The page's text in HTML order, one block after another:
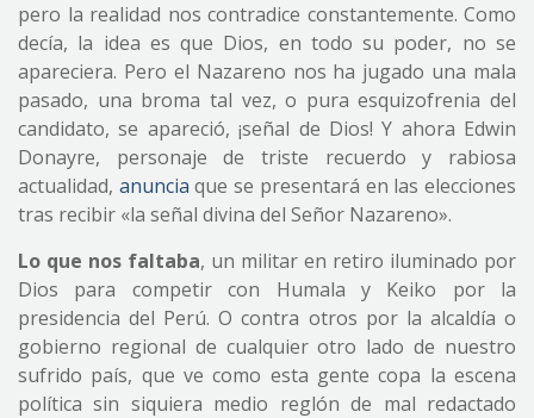
pero la realidad nos contradice constantemente. Como
decía, la idea es que Dios, en todo su poder, no se
apareciera. Pero el Nazareno nos ha jugado una mala
pasado, una broma tal vez, o pura esquizofrenia del
candidato, se apareció, ¡señal de Dios! Y ahora Edwin
Donayre, personaje de triste recuerdo y rabiosa
actualidad, anuncia que se presentará en las elecciones
tras recibir «la señal divina del Señor Nazareno».
Lo que nos faltaba, un militar en retiro iluminado por
Dios para competir con Humala y Keiko por la
presidencia del Perú. O contra otros por la alcaldía o
gobierno regional de cualquier otro lado de nuestro
sufrido país, que ve como esta gente copa la escena
política sin siquiera medio reglón de mal redactado